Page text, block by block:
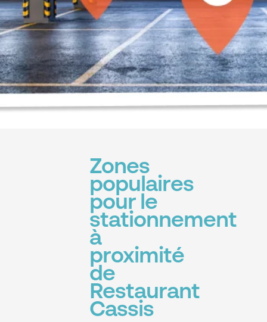
Zones
populaires
pour le
stationnement
à
proximité
de
Restaurant
Cassis